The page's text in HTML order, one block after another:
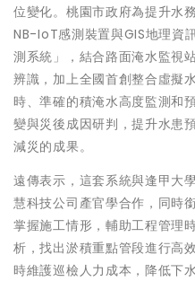
位變化。桃園市政府為提升水
NB-IoT感測裝置與GIS地理資
測系統」，結合路面淹水監視
辨識，加上全國首創整合虛擬
時、準確的積淹水高度監測和
變與災後成因研判，提升水患
減災的成果。
遠傳表示，這套系統與逢甲大
慧科技公司產官學合作，同時
掌握施工情形，輔助工程管理
析，找出淤積重點管段進行高
時維護巡檢人力成本，降低下